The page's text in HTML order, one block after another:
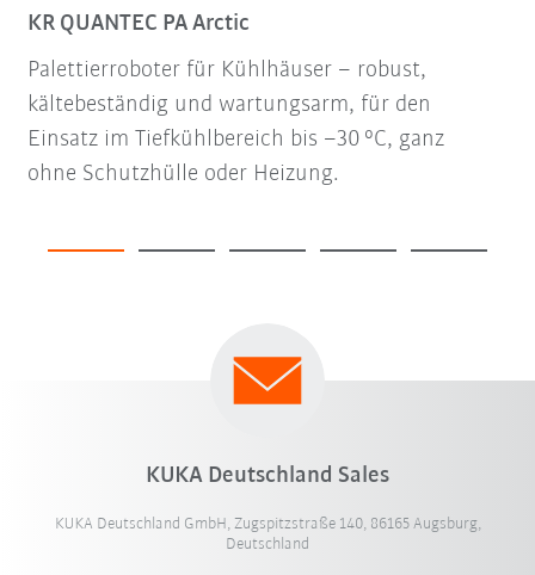
KR QUANTEC PA Arctic
Palettierroboter für Kühlhäuser – robust,
kältebeständig und wartungsarm, für den
Einsatz im Tiefkühlbereich bis –30 °C, ganz
ohne Schutzhülle oder Heizung.
KUKA Deutschland Sales
KUKA Deutschland GmbH, Zugspitzstraße 140, 86165 Augsburg,
Deutschland